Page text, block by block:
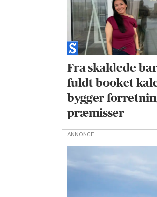
Fra skaldede
fuldt booket
bygger
præmisser
ANNONCE